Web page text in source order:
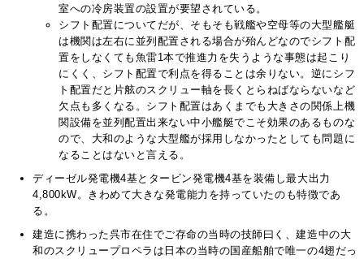
室への冷房装置の設置が要望されている。
シフト配置についてだが、そもそも戦艦や空母等の大型艦艇
は機関は左右に並列配置される場合が殆んどなのでシフト配
置をしなくても魚雷1本で推進力を失うような事態は起こり
にくく、シフト配置で利点を得ることは余りない。逆にシフ
ト配置だと片舷のスクリュー軸を長くとらねばならないなど
欠点も多くなる。シフト配置はあくまでも大きさの関係上機
関設備を並列配置出来ない中小艦艇でこそ効果のあるものな
ので、大和のような大型艦が採用しなかったとしても問題に
なることはないと言える。
ディーゼル発電機4基とタービン発電機4基を装備し最大出力
4,800kW。きわめて大きな発電能力を持っていたのも特徴であ
る。
建造に携わった呉市在住でご存命の当時の技師曰く、建造中の大
和のスクリュープロペラは日本の当時の国産船舶で唯一の4翅だっ